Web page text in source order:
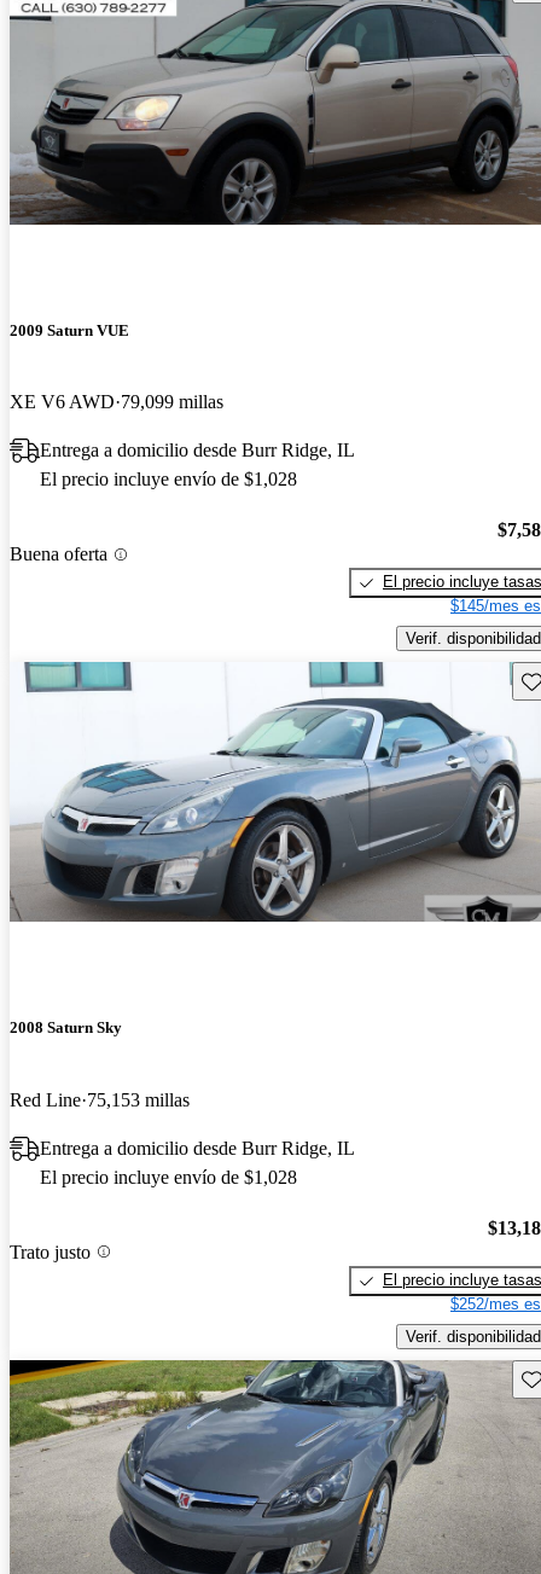
2009 Saturn VUE
XE V6 AWD 79,099 millas
Entrega a domicilio desde Burr Ridge, IL
El precio incluye envío de $1,028
Buena oferta
El precio incluye tasas
$145/mes
Verif. disponibilidad
2008 Saturn Sky
Red Line 75,153 millas
Entrega a domicilio desde Burr Ridge, IL
El precio incluye envío de $1,028
Trato justo
El precio incluye tasas
$252/mes
Verif. disponibilidad